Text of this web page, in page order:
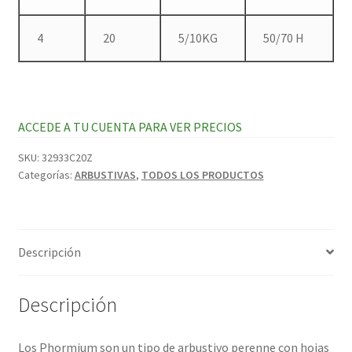
4 20 5/10KG 50/70 H
ACCEDE A TU CUENTA PARA VER PRECIOS
SKU: 32933C20Z
Categorías: ARBUSTIVAS, TODOS LOS PRODUCTOS
Descripción
Descripción
Los Phormium son un tipo de arbustivo perenne con hojas